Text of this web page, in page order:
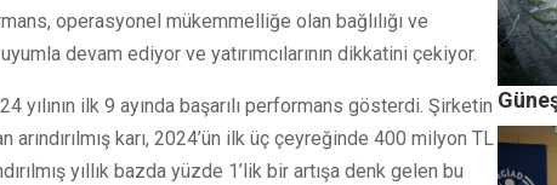
operasyonel mükemmelliğe olan bağlılığı ve
devam ediyor ve yatırımcılarının dikkatini çekiyor.
yılının ilk 9 ayında başarılı performans gösterdi. Şirketin
karı, 2024’ün ilk üç çeyreğinde 400 milyon TL
yıllık bazda yüzde 1’lik bir artışa denk gelen bu